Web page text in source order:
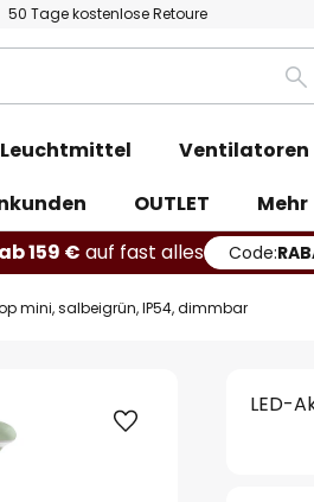
50 Tage kostenlose Retoure
Leuchtmittel Ventilatoren
OUTLET
Mehr
159 € auf fast alles Code:
mini, salbeigrün, IP54, dimmbar
LED-